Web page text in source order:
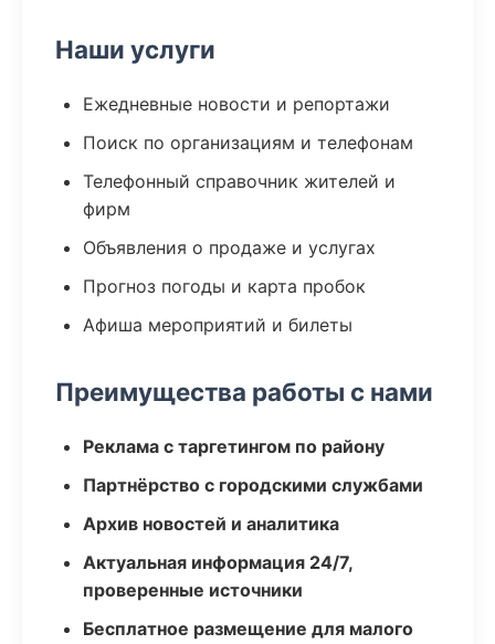
Наши услуги
Ежедневные новости и репортажи
Поиск по организациям и телефонам
Телефонный справочник жителей и
фирм
Объявления о продаже и услугах
Прогноз погоды и карта пробок
Афиша мероприятий и билеты
Преимущества работы с нами
Реклама с таргетингом по району
Партнёрство с городскими службами
Архив новостей и аналитика
Актуальная информация 24/7,
проверенные источники
Бесплатное размещение для малого